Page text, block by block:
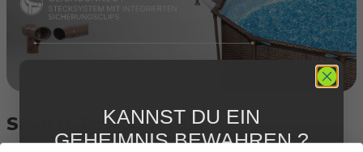
Smarte Power-Verbinder
KANNST DU EIN
GEHEIMNIS BEWAHREN ?